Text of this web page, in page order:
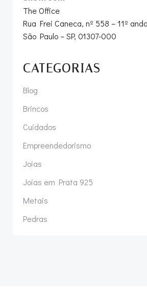
The Office
Rua Frei Caneca, nº 558 – 11º
São Paulo – SP, 01307-000
CATEGORIAS
Blog
Brincos
Cuidados
Empreendedorismo
Joias
Joias em Prata 925
Metais
Pedras